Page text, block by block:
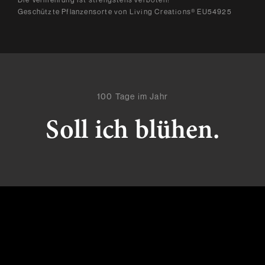
Geschützte Pflanzensorte von Living Creations® EU54925
100 Tage im Jahr
Soll ich blühen.